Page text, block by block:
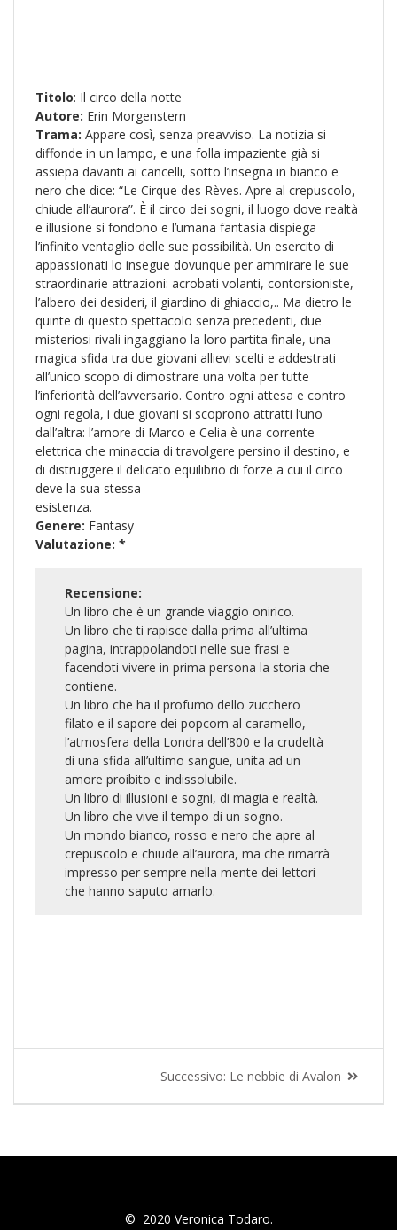
Titolo: Il circo della notte
Autore: Erin Morgenstern
Trama: Appare così, senza preavviso. La notizia si
diffonde in un lampo, e una folla impaziente già si
assiepa davanti ai cancelli, sotto l’insegna in bianco e
nero che dice: “Le Cirque des Rèves. Apre al crepuscolo,
chiude all’aurora”. È il circo dei sogni, il luogo dove realtà
e illusione si fondono e l’umana fantasia dispiega
l’infinito ventaglio delle sue possibilità. Un esercito di
appassionati lo insegue dovunque per ammirare le sue
straordinarie attrazioni: acrobati volanti, contorsioniste,
l’albero dei desideri, il giardino di ghiaccio,.. Ma dietro le
quinte di questo spettacolo senza precedenti, due
misteriosi rivali ingaggiano la loro partita finale, una
magica sfida tra due giovani allievi scelti e addestrati
all’unico scopo di dimostrare una volta per tutte
l’inferiorità dell’avversario. Contro ogni attesa e contro
ogni regola, i due giovani si scoprono attratti l’uno
dall’altra: l’amore di Marco e Celia è una corrente
elettrica che minaccia di travolgere persino il destino, e
di distruggere il delicato equilibrio di forze a cui il circo
deve la sua stessa
esistenza.
Genere: Fantasy
Valutazione: *
Recensione:
Un libro che è un grande viaggio onirico.
Un libro che ti rapisce dalla prima all’ultima
pagina, intrappolandoti nelle sue frasi e
facendoti vivere in prima persona la storia che
contiene.
Un libro che ha il profumo dello zucchero
filato e il sapore dei popcorn al caramello,
l’atmosfera della Londra dell’800 e la crudeltà
di una sfida all’ultimo sangue, unita ad un
amore proibito e indissolubile.
Un libro di illusioni e sogni, di magia e realtà.
Un libro che vive il tempo di un sogno.
Un mondo bianco, rosso e nero che apre al
crepuscolo e chiude all’aurora, ma che rimarrà
impresso per sempre nella mente dei lettori
che hanno saputo amarlo.
Successivo: Le nebbie di Avalon
© 2020 Veronica Todaro.